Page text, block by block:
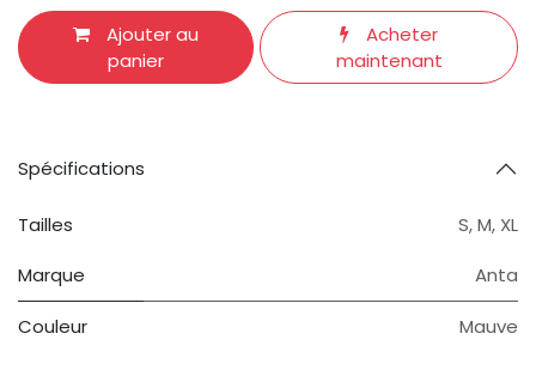
Ajouter au
panier
Acheter
maintenant
Spécifications
Tailles S,M, XL
Marque
Anta
Couleur Mauve